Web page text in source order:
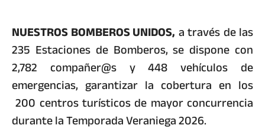
NUESTROS BOMBEROS UNIDOS,a través de las
235 Estaciones de Bomberos, se dispone con
2,782 compañer@s y 448 vehículos de
emergencias, garantizar la cobertura en los
200 centros turísticos de mayor concurrencia
durante la Temporada Veraniega 2026.